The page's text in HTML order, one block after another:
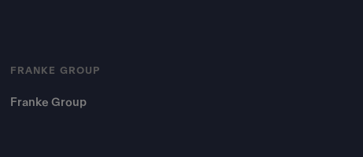
FRANKE GROUP
Franke Group